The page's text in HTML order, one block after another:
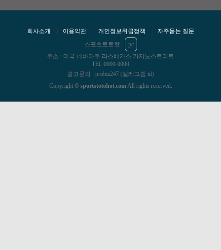
회사소개 이용약관 개인정보취급정책
자주묻는 질문
스포츠토토핫
pc
주소 : 미국 네바다주 라스베가스 카지노스트리트
TEL 0000-0000
광고문의 : probiz247 (텔레그램 id)
Copyright © sportstotohot.comAll rights reserved.